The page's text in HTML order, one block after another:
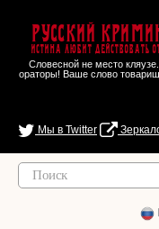
Русский
Истина любит действовать
Словесной не место
ораторы! Ваше слово
Мы в Twitter